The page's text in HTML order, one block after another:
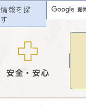
情報を探
す
安全・安心